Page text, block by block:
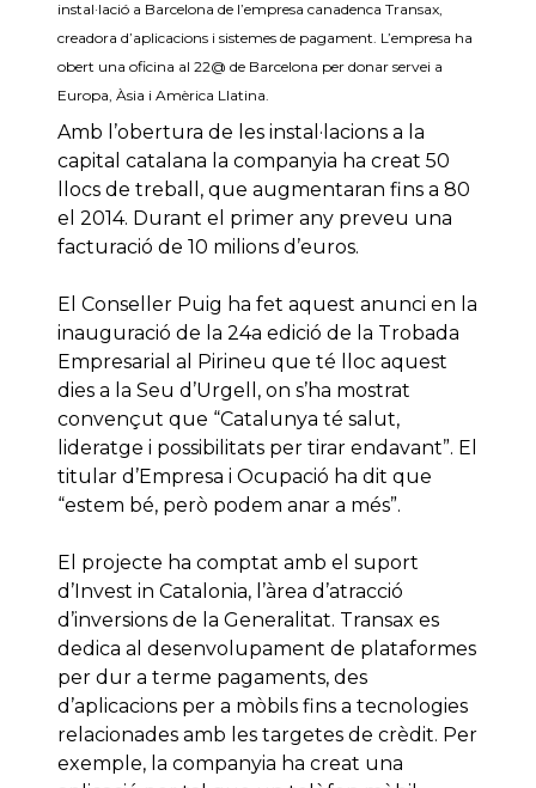
instal·lació a Barcelona de l’empresa canadenca Transax,
creadora d’aplicacions i sistemes de pagament. L’empresa ha
obert una oficina al 22@ de Barcelona per donar servei a
Europa, Àsia i Amèrica Llatina.
Amb l’obertura de les instal·lacions a la
capital catalana la companyia ha creat 50
llocs de treball, que augmentaran fins a 80
el 2014. Durant el primer any preveu una
facturació de 10 milions d’euros.
El Conseller Puig ha fet aquest anunci en la
inauguració de la 24a edició de la Trobada
Empresarial al Pirineu que té lloc aquest
dies a la Seu d’Urgell, on s’ha mostrat
convençut que “Catalunya té salut,
lideratge i possibilitats per tirar endavant”. El
titular d’Empresa i Ocupació ha dit que
“estem bé, però podem anar a més”.
El projecte ha comptat amb el suport
d’Invest in Catalonia, l’àrea d’atracció
d’inversions de la Generalitat. Transax es
dedica al desenvolupament de plataformes
per dur a terme pagaments, des
d’aplicacions per a mòbils fins a tecnologies
relacionades amb les targetes de crèdit. Per
exemple, la companyia ha creat una